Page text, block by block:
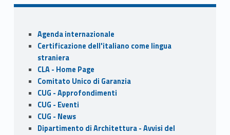
b
o
o
k
d
o
n
l e
Sidebar
Agenda internazionale
Certificazione dell'italiano come lingua
straniera
CLA - Home Page
Comitato Unico di Garanzia
CUG - Approfondimenti
CUG - Eventi
CUG - News
Dipartimento di Architettura - Avvisi del